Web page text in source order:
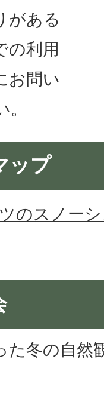
がある
の利用
お問い
ップ
のスノー
た冬の自然